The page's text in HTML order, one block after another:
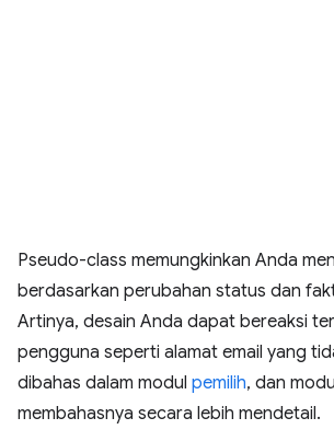
Pseudo-class memungkinkan Anda
berdasarkan perubahan status dan
Artinya, desain Anda dapat bereaksi
pengguna seperti alamat email yang
dibahas dalam modul pemilih, dan
membahasnya secara lebih mendetail.